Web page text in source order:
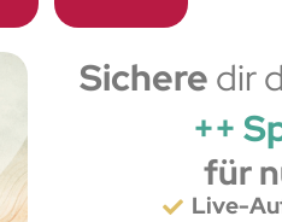
Sichere dir
++
für
Live-